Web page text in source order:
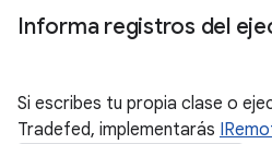
Informa registros del
Si escribes tu propia clase o
Tradefed, implementarás